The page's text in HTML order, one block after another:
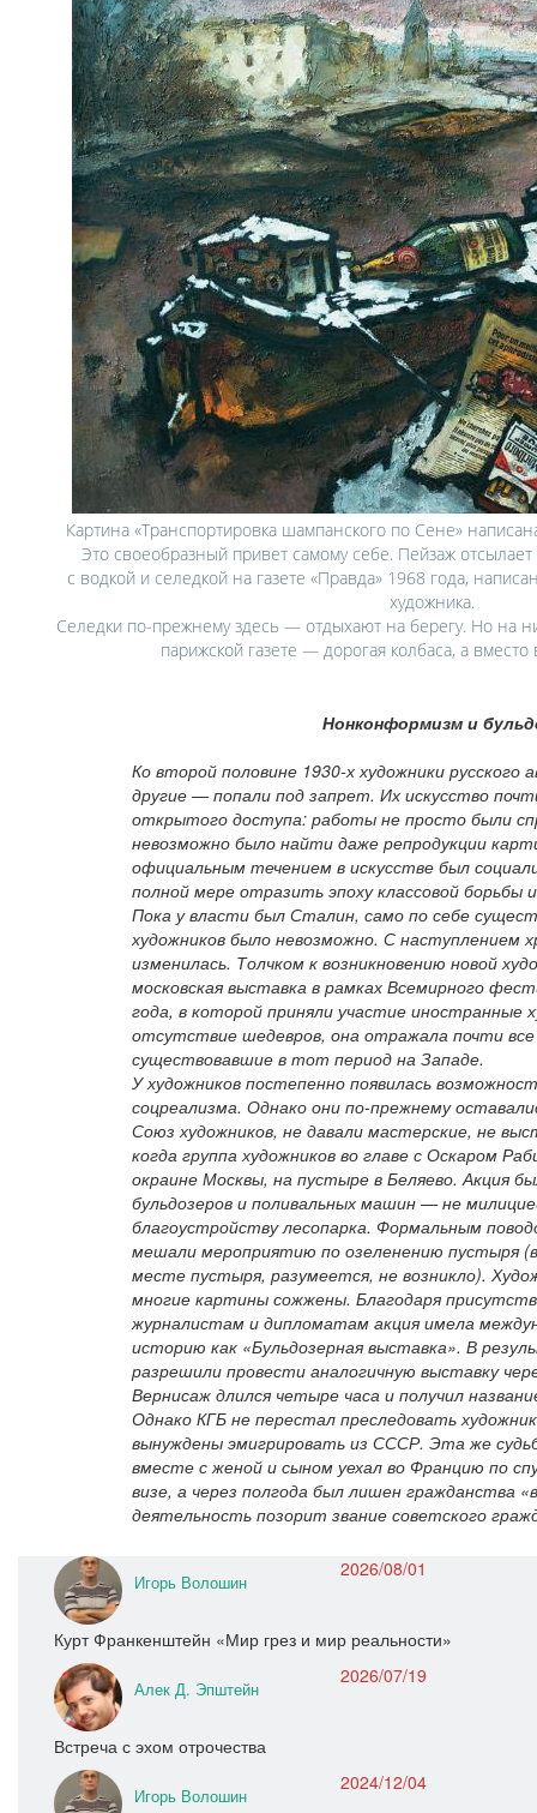
Картина «Транспортировка шампанского по Сене»
Это своеобразный привет самому себе. Пейзаж
с водкой и селедкой на газете «Правда» 1968 года,
художника.
Селедки по-прежнему здесь — отдыхают на берегу. Но на
парижской газете — дорогая колбаса, а
Нонконформизм и
Ко второй половине 1930-х художники русского
другие — попали под запрет. Их искусство
открытого доступа: работы не просто были
невозможно было найти даже репродукции
официальным течением в искусстве был
полной мере отразить эпоху классовой борьбы
Пока у власти был Сталин, само по себе
художников было невозможно. С наступлением
изменилась. Толчком к возникновению новой
московская выставка в рамках Всемирного
года, в которой приняли участие иностранные
отсутствие шедевров, она отражала почти
существовавшие в тот период на Западе.
У художников постепенно появилась
соцреализма. Однако они по-прежнему
Союз художников, не давали мастерские, не
когда группа художников во главе с Оскаром
окраине Москвы, на пустыре в Беляево. Акция
бульдозеров и поливальных машин — не
благоустройству лесопарка. Формальным
мешали мероприятию по озеленению пустыря
месте пустыря, разумеется, не возникло).
многие картины сожжены. Благодаря
журналистам и дипломатам акция имела
историю как «Бульдозерная выставка». В
разрешили провести аналогичную выставку
Вернисаж длился четыре часа и получил
Однако КГБ не перестал преследовать
вынуждены эмигрировать из СССР. Эта же
вместе с женой и сыном уехал во Францию по
визе, а через полгода был лишен гражданства
деятельность позорит звание советского
Игорь Волошин
2026/08/01
Курт Франкенштейн «Мир грез и мир реальности»
Алек Д. Эпштейн
2026/07/19
Встреча с эхом отрочества
Игорь Волошин
2024/12/04